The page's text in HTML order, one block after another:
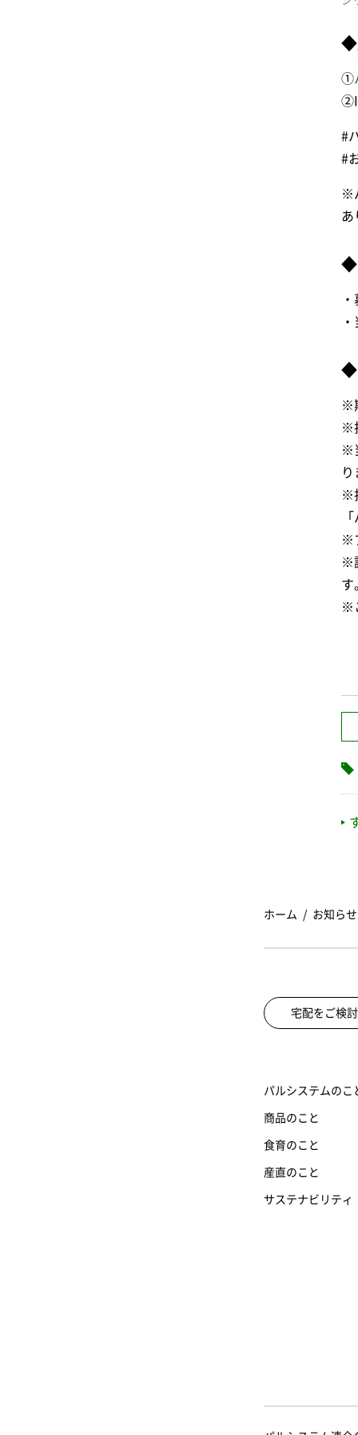
◆
①
#
#
※
あ
◆
◆
※
※
※
り
※
※
※
す
※
ホーム お知らせ
宅配をご検
パルシステムのこ
商品のこと
食育のこと
産直のこと
サステナビリティ